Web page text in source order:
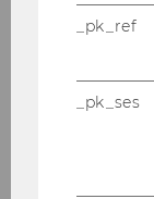
: 08:00 -
Das In­sti­tut
tio­na­les
_pk_ref
_pk_ses